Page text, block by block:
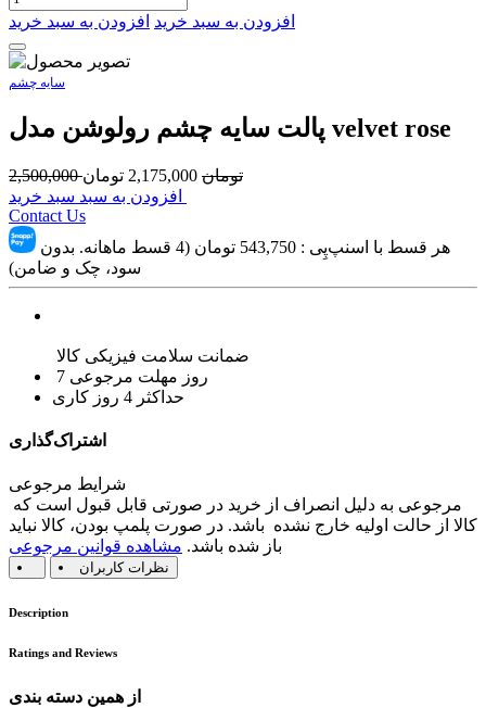
افزودن به سبد خرید افزودن به سبد خرید
سایه چشم
پالت سایه چشم رولوشن مدل velvet rose
2,500,000 تومان 2,175,000 تومان
Contact Us
هر قسط با اسنپ‌پِی : 543,750
تومان (4 قسط ماهانه. بدون
سود، چک و ضامن)
ضمانت سلامت فیزیکی کالا
7 روز مهلت مرجوعی
حداکثر 4 روز کاری
اشتراک‌گذاری
شرایط مرجوعی
کالا از حالت اولیه خارج نشده باشد. در صورت پلمپ بودن، کالا نباید
باز شده باشد. مشاهده قوانین مرجوعی
نظرات کاربران
Description
Ratings and Reviews
از همین دسته بندی